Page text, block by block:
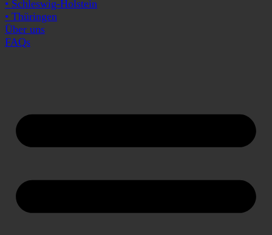
• Schleswig-Holstein
• Thüringen
Über uns
FAQs